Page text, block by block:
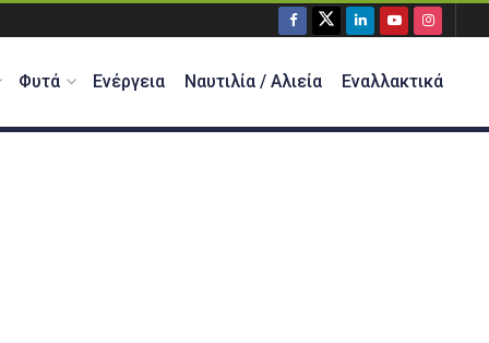
Φυτά Ενέργεια Ναυτιλία / Αλιεία Εναλλακτικά